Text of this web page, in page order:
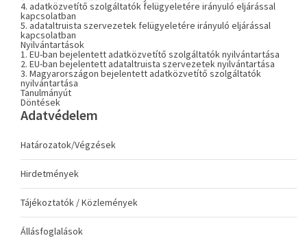
4. adatközvetítő szolgáltatók felügyeletére irányuló eljárással
kapcsolatban
5. adataltruista szervezetek felügyeletére irányuló eljárással
kapcsolatban
Nyilvántartások
1. EU-ban bejelentett adatközvetítő szolgáltatók nyilvántartása
2. EU-ban bejelentett adataltruista szervezetek nyilvántartása
3. Magyarországon bejelentett adatközvetítő szolgáltatók
nyilvántartása
Tanulmányút
Döntések
Adatvédelem
Határozatok/Végzések
Hirdetmények
Tájékoztatók / Közlemények
Állásfoglalások